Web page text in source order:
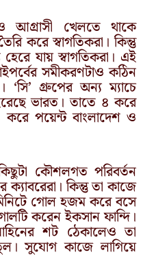
খেলতে থাকে
করে স্বাগতিকরা। কিন্তু
যায় স্বাগতিকরা। এই
সমীকরণটাও কঠিন
গ্রুপের অন্য ম্যাচে
ভারত। তাতে ৪ করে
পয়েন্ট বাংলাদেশ ও
কৌশলগত পরিবর্তন
কিন্তু তা কাজে
মিনিটে গোল হজম করে বসে
করেন ইকসান ফান্দি।
শট ঠেকালেও তা
সুযোগ কাজে লাগিয়ে